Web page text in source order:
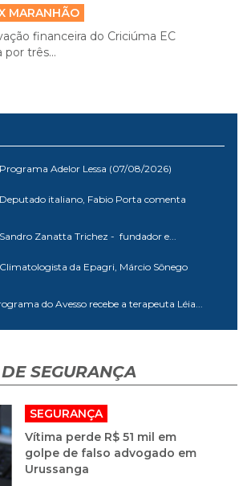
MARANHÃO
financeira do Criciúma EC
por três...
Adelor Lessa (07/08/2026)
Deputado italiano, Fabio Porta comenta
Zanatta Trichez - fundador e...
da Epagri, Márcio Sônego
do Avesso recebe a terapeuta Léia...
SEGURANÇA
SEGURANÇA
Vítima perde R$ 51 mil em
golpe de falso advogado em
Urussanga